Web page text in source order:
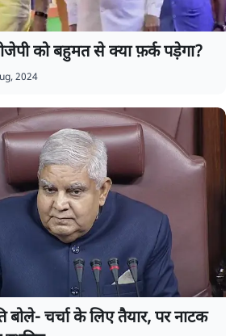
को बहुमत से क्या फ़र्क पड़ेगा?
2024
बोले- चर्चा के लिए तैयार, पर नाटक